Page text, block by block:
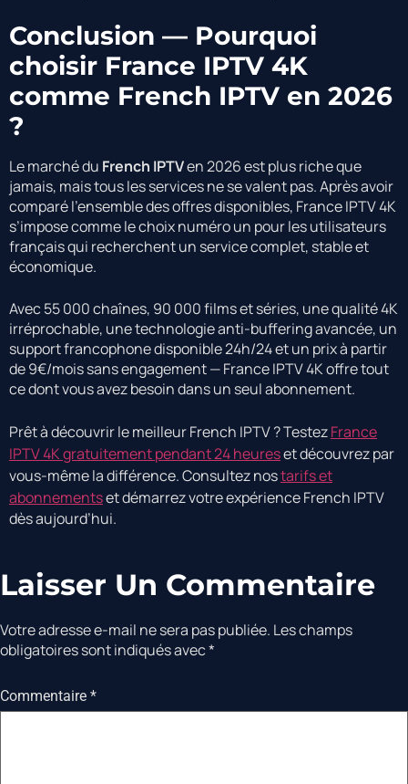
Conclusion — Pourquoi
choisir France IPTV 4K
comme French IPTV en 2026
?
Le marché du French IPTVen 2026 est plus riche que
jamais, mais tous les services ne se valent pas. Après avoir
comparé l’ensemble des offres disponibles, France IPTV 4K
s’impose comme le choix numéro un pour les utilisateurs
français qui recherchent un service complet, stable et
économique.
Avec 55 000 chaînes, 90 000 films et séries, une qualité 4K
irréprochable, une technologie anti-buffering avancée, un
support francophone disponible 24h/24 et un prix à partir
de 9€/mois sans engagement — France IPTV 4K offre tout
ce dont vous avez besoin dans un seul abonnement.
Prêt à découvrir le meilleur French IPTV ? TestezFrance
IPTV 4K gratuitement pendant 24 heureset découvrez par
vous-même la différence. Consultez nostarifs et
abonnementset démarrez votre expérience French IPTV
dès aujourd’hui.
Laisser Un Commentaire
Votre adresse e-mail ne sera pas publiée. Les champs
obligatoires sont indiqués avec*
Commentaire *